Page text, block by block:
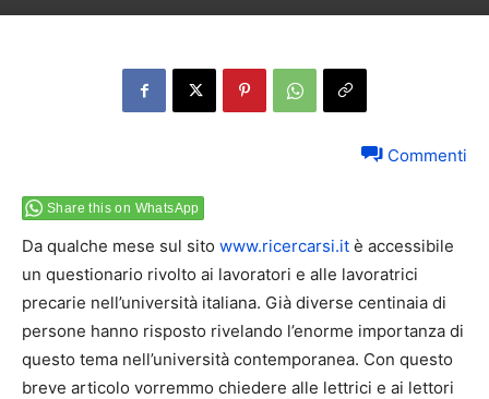
Commenti
Share this on WhatsApp
Da qualche mese sul sito www.ricercarsi.it è accessibile
un questionario rivolto ai lavoratori e alle lavoratrici
precarie nell’università italiana. Già diverse centinaia di
persone hanno risposto rivelando l’enorme importanza di
questo tema nell’università contemporanea. Con questo
breve articolo vorremmo chiedere alle lettrici e ai lettori